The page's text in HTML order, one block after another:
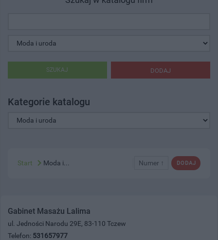
DODAJ
SZUKAJ
Kategorie katalogu
DODAJ
Numer ↑
Start Moda i...
Gabinet Masażu Lalima
ul. Jedności Narodu 29E, 83-110 Tczew
Telefon: 531657977